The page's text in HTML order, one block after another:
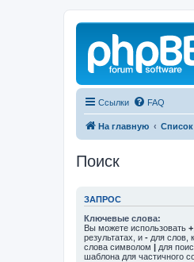
Ссылки FAQ
На главную
Поиск
ЗАПРОС
Ключевые слова:
Вы можете использовать +
результатах, и - для слов,
слова символом | для
шаблона для частичного